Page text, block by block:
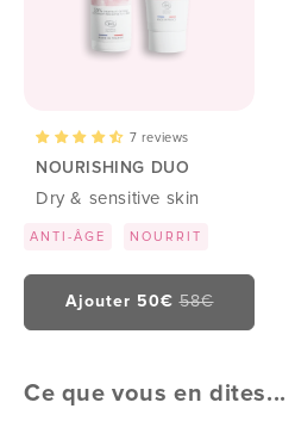
7 reviews
NOURISHING DUO
Dry & sensitive skin
ANTI-ÂGE NOURRIT
Ajouter 50€58€
Ce que vous en dites...